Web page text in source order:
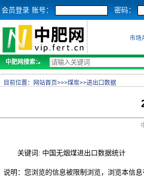
会员登录 账号： 密码：
市场
中肥网搜索：
目前位置： 网站首页>>>煤炭>>进出口数据
关键词: 中国无烟煤进出口数据统计
说明：您浏览的信息被限制浏览，浏览本信息